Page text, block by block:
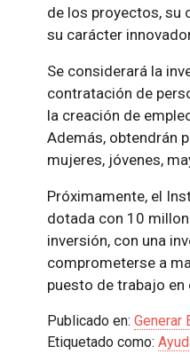
de los proyectos, su
su carácter
Se considerará la
contratación de
la creación de
Además, obtendrán
mujeres, jóvenes,
Próximamente, el
dotada con 10
inversión, con una
comprometerse a
puesto de trabajo
Publicado en: Generar
Etiquetado como: